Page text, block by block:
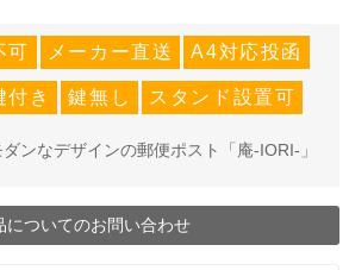
可 メーカー直送 A4対応投函
付き 鍵無し スタンド設置可
ンなデザインの郵便ポスト「庵-IORI-」
についてのお問い合わせ